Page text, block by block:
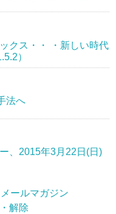
クス・・ ・新しい時代
）
法へ
、2015年3月22日(日)
解除